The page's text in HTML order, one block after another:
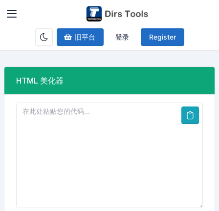
旧平台 登录 Register
HTML 美化器